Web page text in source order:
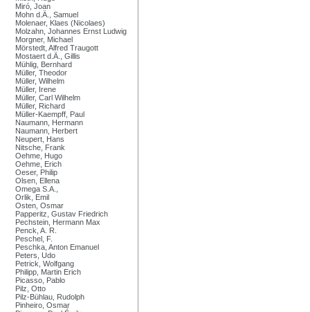
Miró, Joan
Mohn d.Ä., Samuel
Molenaer, Klaes (Nicolaes)
Molzahn, Johannes Ernst Ludwig
Morgner, Michael
Mörstedt, Alfred Traugott
Mostaert d.Ä., Gillis
Mühlig, Bernhard
Müller, Theodor
Müller, Wilhelm
Müller, Irene
Müller, Carl Wilhelm
Müller, Richard
Müller-Kaempff, Paul
Naumann, Hermann
Naumann, Herbert
Neupert, Hans
Nitsche, Frank
Oehme, Hugo
Oehme, Erich
Oeser, Philip
Olsen, Ellena
Omega S.A.,
Orlik, Emil
Osten, Osmar
Papperitz, Gustav Friedrich
Pechstein, Hermann Max
Penck, A. R.
Peschel, F.
Peschka, Anton Emanuel
Peters, Udo
Petrick, Wolfgang
Philipp, Martin Erich
Picasso, Pablo
Pilz, Otto
Pilz-Bühlau, Rudolph
Pinheiro, Osmar